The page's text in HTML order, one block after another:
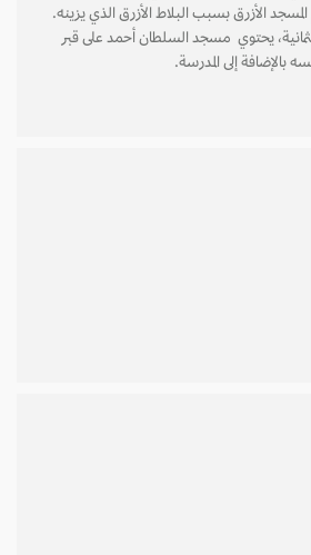
الأزرق بسبب البلاط الأزرق الذي يزينه.
يحتوي مسجد السلطان أحمد على قبر
إلى المدرسة.